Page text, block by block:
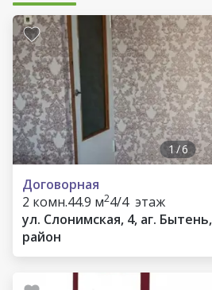
1/6
Договорная
2 комн.44.9 м24/4 этаж
ул. Слонимская, 4, аг.
район